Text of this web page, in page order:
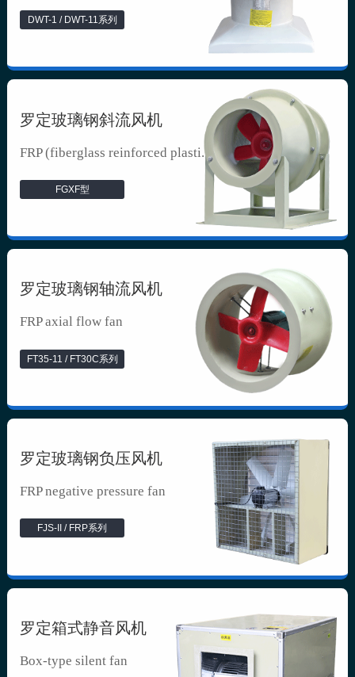
DWT-1 / DWT-11系列
罗定玻璃钢斜流风机
FRP (fiberglass reinforced plasti...
FGXF型
罗定玻璃钢轴流风机
FRP axial flow fan
FT35-11 / FT30C系列
罗定玻璃钢负压风机
FRP negative pressure fan
FJS-II / FRP系列
罗定箱式静音风机
Box-type silent fan